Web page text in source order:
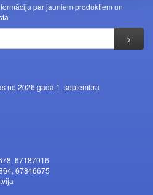
par jauniem produktiem un
no 2026.gada 1. septembra
67187016
67846675